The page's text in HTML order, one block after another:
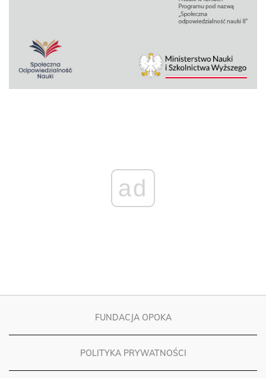
ad
FUNDACJA OPOKA
POLITYKA PRYWATNOŚCI